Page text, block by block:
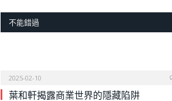
不能錯過
2025-02-10
葉和軒揭露商業世界的隱藏陷阱